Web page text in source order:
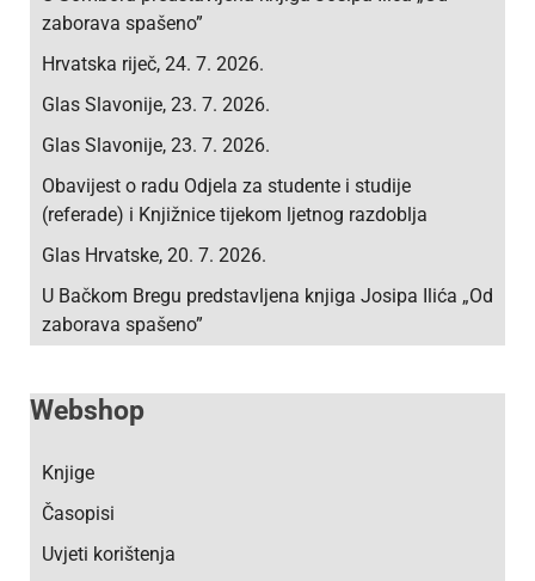
zaborava spašeno”
Hrvatska riječ, 24. 7. 2026.
Glas Slavonije, 23. 7. 2026.
Glas Slavonije, 23. 7. 2026.
Obavijest o radu Odjela za studente i studije
(referade) i Knjižnice tijekom ljetnog razdoblja
Glas Hrvatske, 20. 7. 2026.
U Bačkom Bregu predstavljena knjiga Josipa Ilića „Od
zaborava spašeno”
Webshop
Knjige
Časopisi
Uvjeti korištenja